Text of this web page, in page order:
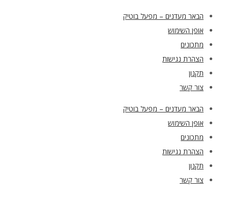
הבאר מעדנים – מפעל בוטיק
אופן השימוש
מתכונים
הצהרת נגישות
תקנון
צור קשר
הבאר מעדנים – מפעל בוטיק
אופן השימוש
מתכונים
הצהרת נגישות
תקנון
צור קשר